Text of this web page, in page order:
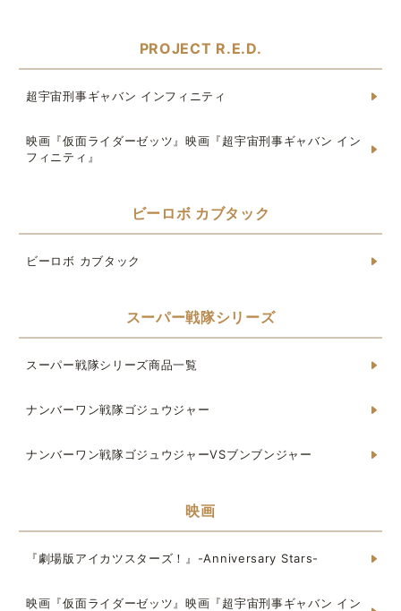
PROJECT R.E.D.
超宇宙刑事ギャバン インフィニティ
映画『仮面ライダーゼッツ』映画『超宇宙刑事ギャバン イン
フィニティ』
ビーロボ カブタック
ビーロボ カブタック
スーパー戦隊シリーズ
スーパー戦隊シリーズ商品一覧
ナンバーワン戦隊ゴジュウジャー
ナンバーワン戦隊ゴジュウジャーVSブンブンジャー
映画
『劇場版アイカツスターズ！』-Anniversary Stars-
映画『仮面ライダーゼッツ』映画『超宇宙刑事ギャバン イン